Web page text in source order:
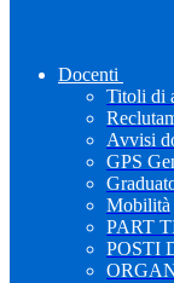
Docenti
Titoli di
Avvisi
GPS
Mobilità
PART
POSTI